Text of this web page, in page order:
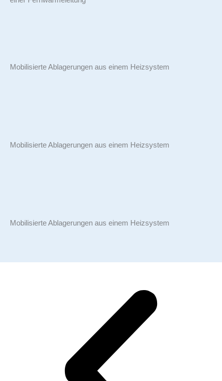
Mobilisierte Ablagerungen aus einem Heizsystem
Mobilisierte Ablagerungen aus einem Heizsystem
Mobilisierte Ablagerungen aus einem Heizsystem